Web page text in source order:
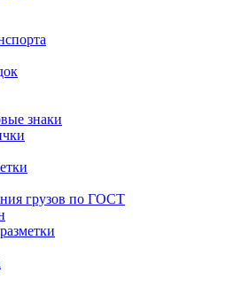
знаки
грузов по ГОСТ